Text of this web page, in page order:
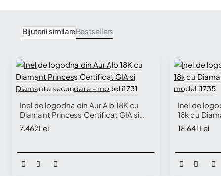
Bijuterii similareBestsellers
Inel de logodna din Aur Alb 18K cu
Diamant Princess Certificat GIA si
Diamante secundare - model i1731
7.462Lei
Inel de
18k cu
model i1735
18.641Lei